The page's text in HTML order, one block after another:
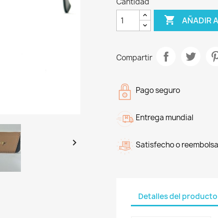

 AÑADIR
Compartir
Pago seguro
Entrega mundial
Satisfecho o
Detalles del producto